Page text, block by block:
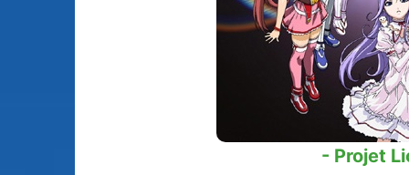
Mangas
(0)
Tous les mangas
(273)
- Projet